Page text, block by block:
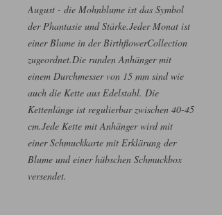
August - die Mohnblume ist das Symbol
der Phantasie und Stärke.Jeder Monat ist
einer Blume in der BirthflowerCollection
zugeordnet.Die runden Anhänger mit
einem Durchmesser von 15 mm sind wie
auch die Kette aus Edelstahl. Die
Kettenlänge ist regulierbar zwischen 40-45
cm.Jede Kette mit Anhänger wird mit
einer Schmuckkarte mit Erklärung der
Blume und einer hübschen Schmuckbox
versendet.